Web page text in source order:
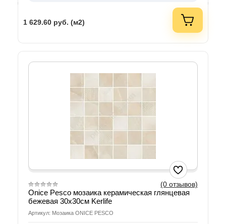
1 629.60 руб. (м2)
(0 отзывов)
Onice Pesco мозаика керамическая глянцевая
бежевая 30x30см Kerlife
Артикул: Мозаика ONICE PESCO